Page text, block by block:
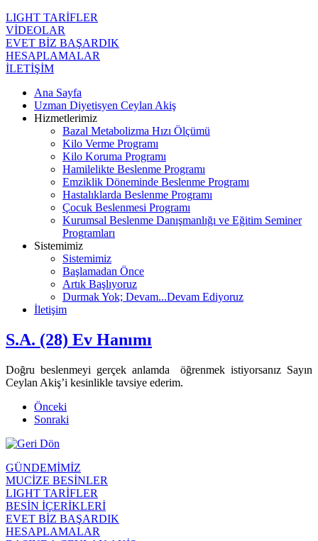
LIGHT TARİFLER
VİDEOLAR
EVET BİZ BAŞARDIK
HESAPLAMALAR
İLETİŞİM
Ana Sayfa
Uzman Diyetisyen Ceylan Akiş
Hizmetlerimiz
Bazal Metabolizma Hızı Ölçümü
Kilo Verme Programı
Kilo Koruma Programı
Hamilelikte Beslenme Programı
Emziklik Döneminde Beslenme Programı
Hastalıklarda Beslenme Programı
Çocuk Beslenmesi Programı
Kurumsal Beslenme Danışmanlığı ve Eğitim Seminer
Programları
Sistemimiz
Sistemimiz
Başlamadan Önce
Artık Başlıyoruz
Durmak Yok; Devam...Devam Ediyoruz
İletişim
S.A. (28) Ev Hanımı
Doğru beslenmeyi gerçek anlamda öğrenmek istiyorsanız Sayın
Ceylan Akiş’i kesinlikle tavsiye ederim.
Önceki
Sonraki
GÜNDEMİMİZ
MUCİZE BESİNLER
LIGHT TARİFLER
BESİN İÇERİKLERİ
EVET BİZ BAŞARDIK
HESAPLAMALAR